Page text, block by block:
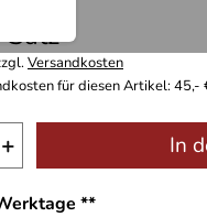
Versandkosten
für diesen Artikel: 45,-
+ In
**